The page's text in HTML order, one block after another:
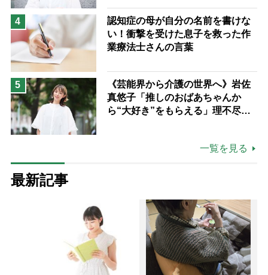
ながら自分らしくいられる」
4
認知症の母が自分の名前を書けな
い！衝撃を受けた息子を救った作
業療法士さんの言葉
5
《芸能界から介護の世界へ》岩佐
真悠子「推しのおばあちゃんか
ら“大好き”をもらえる」理不尽さ
一覧を見る
最新記事